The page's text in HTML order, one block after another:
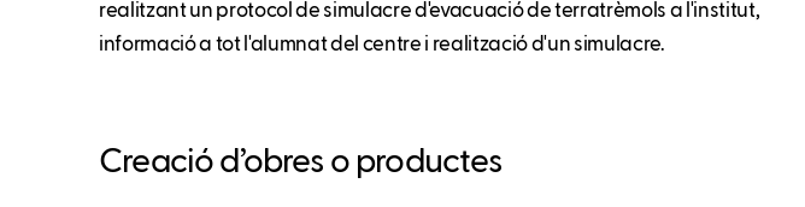
realitzant un protocol de simulacre d'evacuació de terratrèmols a l'institut,
informació a tot l'alumnat del centre i realització d'un simulacre.
Creació d’obres o productes